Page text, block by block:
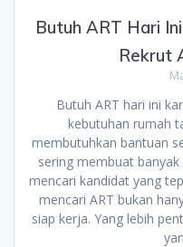
Butuh ART Hari
Rekrut
Butuh ART hari ini
kebutuhan rumah
membutuhkan bantuan
sering membuat
mencari kandidat yang
mencari ART bukan
siap kerja. Yang lebih